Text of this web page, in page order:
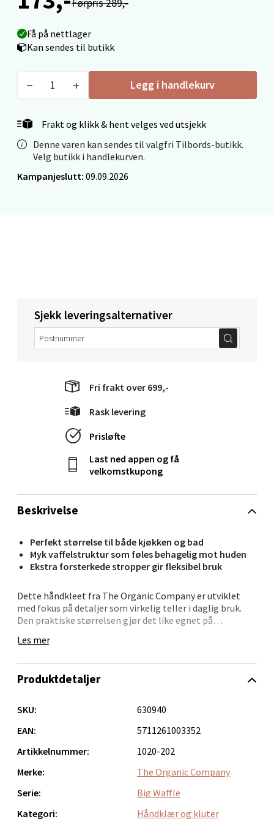
Førpris 289,-
Få på nettlager
Kan sendes til butikk
Legg i handlekurv
Frakt og klikk & hent velges ved utsjekk
Denne varen kan sendes til valgfri Tilbords-butikk.
Velg butikk i handlekurven.
Kampanjeslutt: 09.09.2026
Beskrivelse
Perfekt størrelse til både kjøkken og bad
Myk vaffelstruktur som føles behagelig mot huden
Ekstra forsterkede stropper gir fleksibel bruk
Dette håndkleet fra The Organic Company er utviklet
med fokus på detaljer som virkelig teller i daglig bruk.
Den praktiske størrelsen gjør det like egnet på
behagelig tekstur med god tørkeeffekt.
noe som gir deg flere muligheter for oppheng og bidrar
funksjon og estetikk.
– Størrelse: 50 x 75 cm
– Tidløst og praktisk design
– Slitesterke, forsterkede hemper
– Allsidig i bruk
Les mer
Sjekk leveringsalternativer
Fri frakt over 699,-
Rask levering
Prisløfte
Last ned appen og få
velkomstkupong
Produktdetaljer
SKU:
630940
EAN:
5711261003352
Artikkelnummer:
1020-202
Merke:
The Organic Company
Serie:
Big Waffle
Kategori:
Håndklær og kluter
Ålesund - Thon Senter Moa
Langelandsvegen 25, 6010 Ålesund
0 i butikk
0 i butikk
Velg
Narvik - Thon Senter Malmporten
Bolagsgata 1, 8514 Narvik
Åpent i dag 10-20
0 i butikk
Bergen - Oasen Senter
Folke Bernadottes vei 52, 5147 Fyllingsdalen
Åpent i dag 10-21
0 i butikk
Oppdal - Aunasenteret
Aunasenteret, Sunndalsvegen 3, 7340 Oppdal
Velg